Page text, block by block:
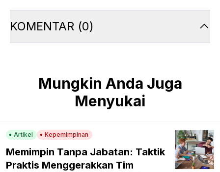
KOMENTAR (0)
Mungkin Anda Juga
Menyukai
Artikel Kepemimpinan
Memimpin Tanpa Jabatan: Taktik
Praktis Menggerakkan Tim